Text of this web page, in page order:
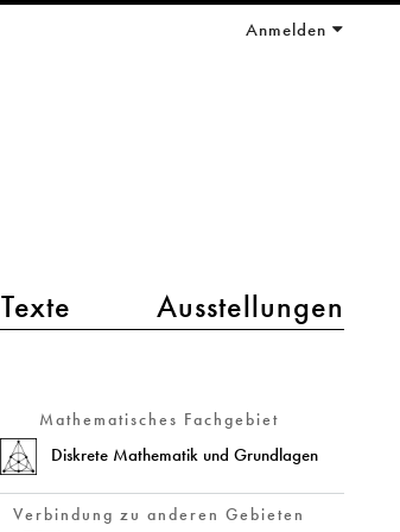
Texte Ausstellungen
Anmelden
Mathematisches Fachgebiet
Diskrete Mathematik und Grundlagen
Verbindung zu anderen Gebieten